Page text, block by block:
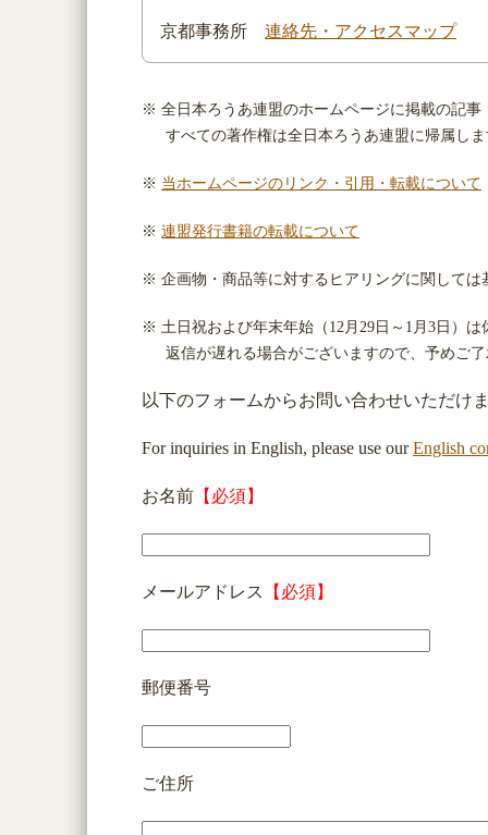
京都事務所 連絡先・アクセスマップ
※ 全日本ろうあ連盟のホームページに掲載の記事
すべての著作権は全日本ろうあ連盟に帰属し
※ 当ホームページのリンク・引用・転載について
※ 連盟発行書籍の転載について
※ 企画物・商品等に対するヒアリングに関しては
※ 土日祝および年末年始（12月29日～1月3日）
返信が遅れる場合がございますので、予めご
以下のフォームからお問い合わせいただけ
For inquiries in English, please use ourEnglish
お名前 【必須】
メールアドレス 【必須】
郵便番号
ご住所